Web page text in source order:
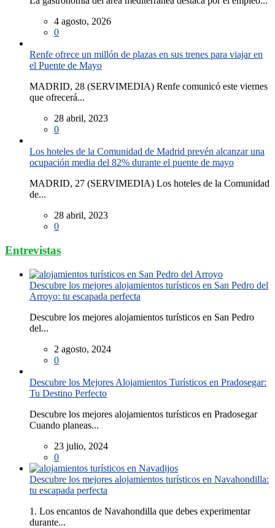
4 agosto, 2026
0
Renfe ofrece un millón de plazas en sus trenes para viajar en
el Puente de Mayo
MADRID, 28 (SERVIMEDIA) Renfe comunicó este viernes
que ofrecerá...
28 abril, 2023
0
Los hoteles de la Comunidad de Madrid prevén alcanzar una
ocupación media del 82% durante el puente de mayo
MADRID, 27 (SERVIMEDIA) Los hoteles de la Comunidad
de...
28 abril, 2023
0
Entrevistas
Descubre los mejores alojamientos turísticos en San Pedro del
Arroyo: tu escapada perfecta
Descubre los mejores alojamientos turísticos en San Pedro
del...
2 agosto, 2024
0
Descubre los Mejores Alojamientos Turísticos en Pradosegar:
Tu Destino Perfecto
Descubre los mejores alojamientos turísticos en Pradosegar
Cuando planeas...
23 julio, 2024
0
Descubre los mejores alojamientos turísticos en Navahondilla:
tu escapada perfecta
1. Los encantos de Navahondilla que debes experimentar
durante...